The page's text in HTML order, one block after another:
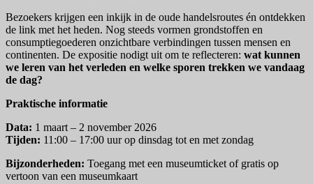
Bezoekers krijgen een inkijk in de oude handelsroutes én ontdekken
de link met het heden. Nog steeds vormen grondstoffen en
consumptiegoederen onzichtbare verbindingen tussen mensen en
continenten. De expositie nodigt uit om te reflecteren: wat kunnen
we leren van het verleden en welke sporen trekken we vandaag
de dag?
Praktische informatie
Data: 1 maart – 2 november 2026
Tijden: 11:00 – 17:00 uur op dinsdag tot en met zondag
Bijzonderheden: Toegang met een museumticket of gratis op
vertoon van een museumkaart